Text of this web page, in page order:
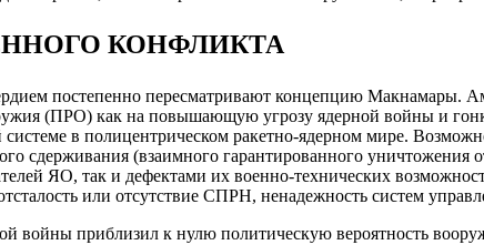
КОНФЛИКТА
постепенно пересматривают концепцию Макнамары.
(ПРО) как на повышающую угрозу ядерной войны и
в полицентрическом ракетно-ядерном мире.
сдерживания (взаимного гарантированного уничтожения
ЯО, так и дефектами их военно-технических
или отсутствие СПРН, ненадежность систем
войны приблизил к нулю политическую вероятность